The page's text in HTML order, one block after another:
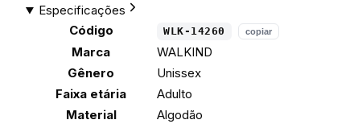
Especificações
Código
WLK-14260 copiar
Marca
WALKIND
Gênero
Unissex
Faixa etária
Adulto
Material
Algodão